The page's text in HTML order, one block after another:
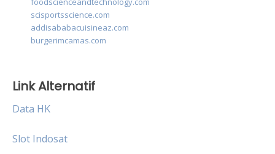
scisportsscience.com
addisababacuisineaz.com
burgerimcamas.com
Link Alternatif
Data HK
Slot Indosat